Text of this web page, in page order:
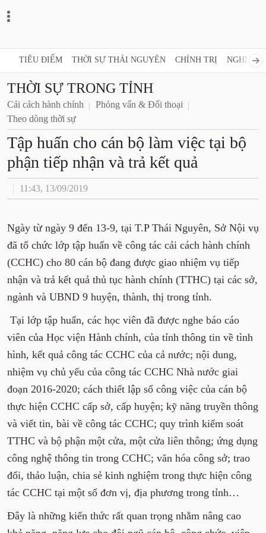
TIÊU ĐIỂM THỜI SỰ THÁI NGUYÊN CHÍNH TRỊ NGHỊ
THỜI SỰ TRONG TỈNH
Cải cách hành chính
Phỏng vấn & Đối thoại
Theo dòng thời sự
Tập huấn cho cán bộ làm việc tại bộ
phận tiếp nhận và trả kết quả
11:43, 13/09/2019
Ngày từ ngày 9 đến 13-9, tại T.P Thái Nguyên, Sở Nội vụ
đã tổ chức lớp tập huấn về công tác cải cách hành chính
(CCHC) cho 80 cán bộ đang được giao nhiệm vụ tiếp
nhận và trả kết quả thủ tục hành chính (TTHC) tại các sở,
ngành và UBND 9 huyện, thành, thị trong tỉnh.
Tại lớp tập huấn, các học viên đã được nghe báo cáo
viên của Học viện Hành chính, của tỉnh thông tin về tình
hình, kết quả công tác CCHC của cả nước; nội dung,
nhiệm vụ chủ yếu của công tác CCHC Nhà nước giai
đoạn 2016-2020; cách thiết lập sổ công việc của cán bộ
thực hiện CCHC cấp sở, cấp huyện; kỹ năng truyền thông
và viết tin, bài về công tác CCHC; quy trình kiểm soát
TTHC và bộ phận một cửa, một cửa liên thông; ứng dụng
công nghệ thông tin trong CCHC; văn hóa công sở; trao
đổi, thảo luận, chia sẻ kinh nghiệm trong thực hiện công
tác CCHC tại một số đơn vị, địa phương trong tỉnh…
Đây là những kiến thức rất quan trọng nhằm nâng cao